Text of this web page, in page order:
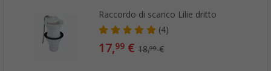
Raccordo di scarico Lilie dritto
(4)
17,99 €18,99€